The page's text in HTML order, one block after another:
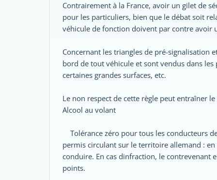
Contrairement à la France, avoir un gilet de
pour les particuliers, bien que le débat soit
véhicule de fonction doivent par contre avoir
Concernant les triangles de pré-signalisation
bord de tout véhicule et sont vendus dans
certaines grandes surfaces, etc.
Le non respect de cette règle peut entraîner
Alcool au volant
Tolérance zéro pour tous les conducteurs
permis circulant sur le territoire allemand :
conduire. En cas dinfraction, le contrevenant
points.